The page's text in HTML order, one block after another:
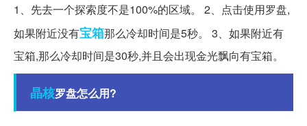
1、先去一个探索度不是100%的区域。 2、点击使用罗盘,
如果附近没有宝箱那么冷却时间是5秒。 3、如果附近有
宝箱,那么冷却时间是30秒,并且会出现金光飘向有宝箱。
晶核罗盘怎么用?